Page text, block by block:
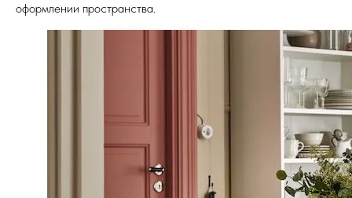
оформлении пространства.